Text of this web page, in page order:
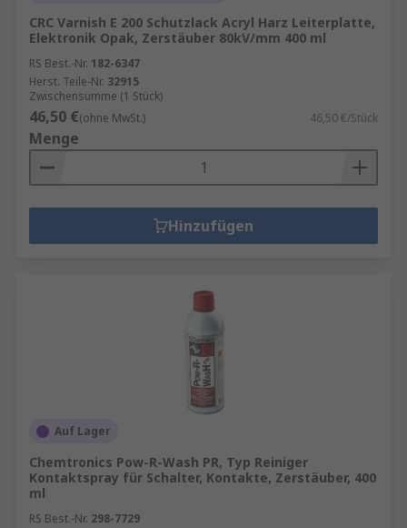
CRC Varnish E 200 Schutzlack Acryl Harz Leiterplatte,
Elektronik Opak, Zerstäuber 80kV/mm 400 ml
RS Best.-Nr. 182-6347
Herst. Teile-Nr. 32915
Zwischensumme (1 Stück)
46,50 €(ohne MwSt.) 46,50 €/Stück
Menge
Hinzufügen
Auf Lager
Chemtronics Pow-R-Wash PR, Typ Reiniger
Kontaktspray für Schalter, Kontakte, Zerstäuber, 400
ml
RS Best.-Nr. 298-7729